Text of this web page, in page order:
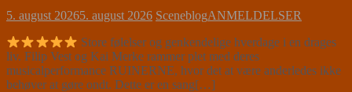
5. august 20265. august 2026 SceneblogANMELDELSER
Store følelser og genkendelige hverdage i en drages
liv. Filip Vest og Kai Merke rammer plet med deres
musicalperformance RUINERNE, hvor det at være anderledes ikke
behøver at gøre ondt. Dette er en sang[…]